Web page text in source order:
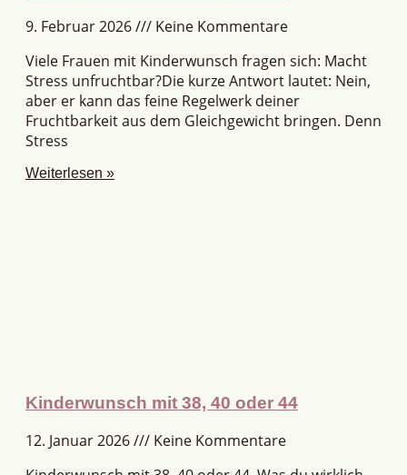
9. Februar 2026
Keine Kommentare
Viele Frauen mit Kinderwunsch fragen sich: Macht
Stress unfruchtbar?Die kurze Antwort lautet: Nein,
aber er kann das feine Regelwerk deiner
Fruchtbarkeit aus dem Gleichgewicht bringen. Denn
Stress
Weiterlesen »
Kinderwunsch mit 38, 40 oder 44
12. Januar 2026
Keine Kommentare